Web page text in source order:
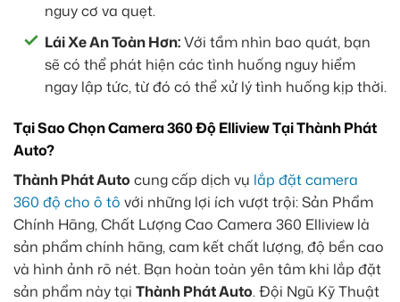
nguy cơ va quẹt.
Lái Xe An Toàn Hơn:Với tầm nhìn bao quát, bạn
sẽ có thể phát hiện các tình huống nguy hiểm
ngay lập tức, từ đó có thể xử lý tình huống kịp thời.
Tại Sao Chọn Camera 360 Độ Elliview Tại Thành Phát
Auto?
Thành Phát Auto cung cấp dịch vụ lắp đặt camera
360 độ cho ô tô với những lợi ích vượt trội: Sản Phẩm
Chính Hãng, Chất Lượng Cao Camera 360 Elliview là
sản phẩm chính hãng, cam kết chất lượng, độ bền cao
và hình ảnh rõ nét. Bạn hoàn toàn yên tâm khi lắp đặt
sản phẩm này tại Thành Phát Auto. Đội Ngũ Kỹ Thuật